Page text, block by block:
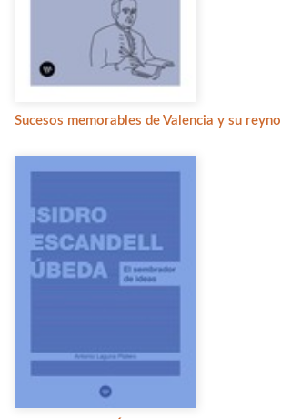
Sucesos memorables de Valencia y su reyno